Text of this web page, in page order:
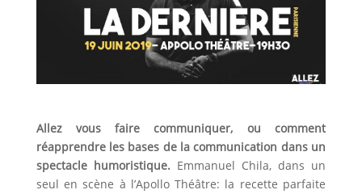
Allez vous faire communiquer, ou comment
réapprendre les bases de la communication dans un
spectacle humoristique. Emmanuel Chila, dans un
seul en scène à l’Apollo Théâtre: la recette parfaite